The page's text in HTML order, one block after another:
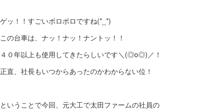
ゲッ！！すごいボロボロですね(*_*)
この台車は、ナッ！ナッ！ナントッ！！
４０年以上も使用してきたらしいです＼(◎o◎)／！
正直、社長もいつからあったのかわからない位！
ということで今回、元大工で太田ファームの社員の